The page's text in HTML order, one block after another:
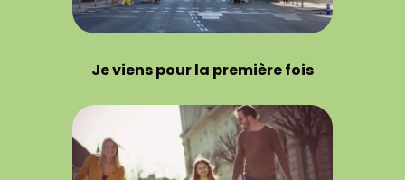
Je viens pour la première fois